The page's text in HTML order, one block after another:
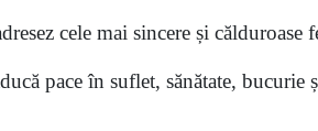
cele mai sincere și
pace în suflet, sănătate, bucurie